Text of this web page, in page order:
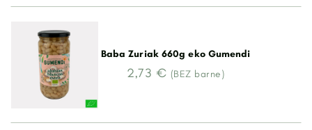
Baba Zuriak 660g eko Gumendi
2,73 € (BEZ barne)